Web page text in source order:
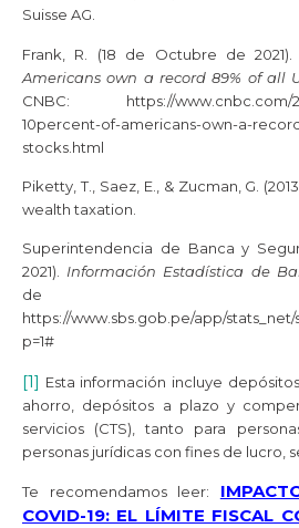
Suisse AG.
Frank, R. (18 de Octubre de 2021).
Americans own a record 89% of all
CNBC: https://www.cnbc.com/
10percent-of-americans-own-a-
stocks.html
Piketty, T., Saez, E., & Zucman, G.
wealth taxation.
Superintendencia de Banca y
2021). Información Estadística de
de
https://www.sbs.gob.pe/app/
p=1#
[1] Esta información incluye
ahorro, depósitos a plazo y
servicios (CTS), tanto para
personas jurídicas con fines de lucro,
Te recomendamos leer:
COVID-19: EL LÍMITE FISCAL